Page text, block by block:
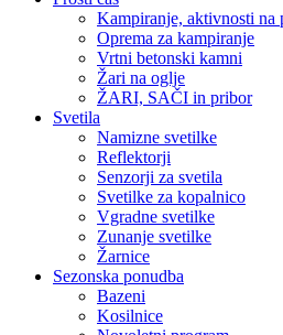
Kampiranje, aktivnosti na
Oprema za kampiranje
Vrtni betonski kamni
Žari na oglje
ŽARI, SAČI in pribor
Svetila
Namizne svetilke
Reflektorji
Senzorji za svetila
Svetilke za kopalnico
Vgradne svetilke
Zunanje svetilke
Žarnice
Sezonska ponudba
Bazeni
Kosilnice